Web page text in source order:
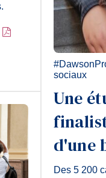
sociaux
Une
d'une
Des 5 200